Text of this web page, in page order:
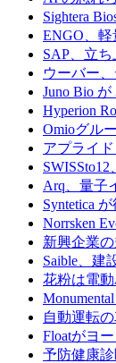
Sightera
ENGO、
SAP、立
ウーバー
Juno Bio
Hyperion
Omioグル
アプライ
Arq、量子
Syntetica
Norrsken
新興企業
Saible、建
花粉は電
自動運転
Floatがヨ
予防健康